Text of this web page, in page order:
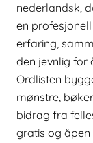
nederlandsk,
en
erfaring,
den jevnlig for
Ordlisten
mønstre,
bidrag fra
gratis og åpen